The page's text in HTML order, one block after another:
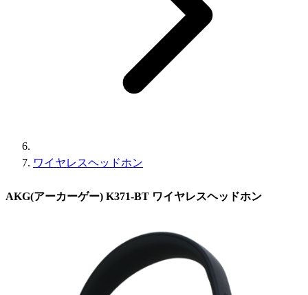
ワイヤレスヘッドホン
AKG(アーカーゲー) K371-BT ワイヤレスヘッドホン